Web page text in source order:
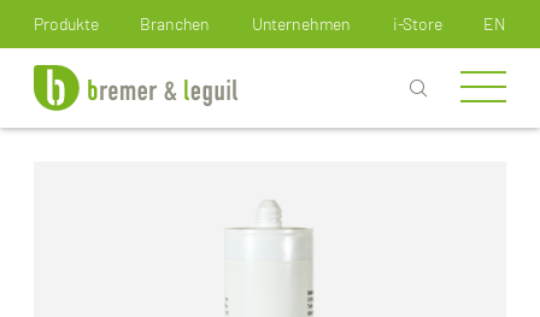
Produkte Branchen Unternehmen i-Store EN